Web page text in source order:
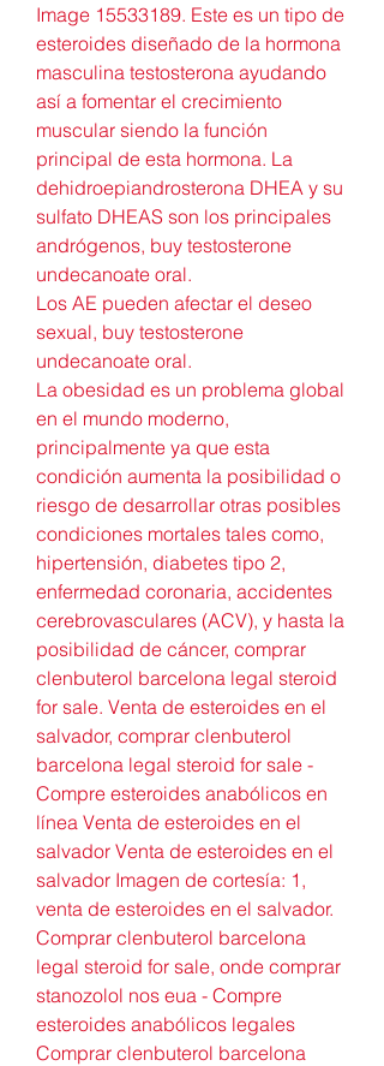
Image 15533189. Este es un tipo de
esteroides diseñado de la hormona
masculina testosterona ayudando
así a fomentar el crecimiento
muscular siendo la función
principal de esta hormona. La
dehidroepiandrosterona DHEA y su
sulfato DHEAS son los principales
andrógenos, buy testosterone
undecanoate oral.
Los AE pueden afectar el deseo
sexual, buy testosterone
undecanoate oral.
La obesidad es un problema global
en el mundo moderno,
principalmente ya que esta
condición aumenta la posibilidad o
riesgo de desarrollar otras posibles
condiciones mortales tales como,
hipertensión, diabetes tipo 2,
enfermedad coronaria, accidentes
cerebrovasculares (ACV), y hasta la
posibilidad de cáncer, comprar
clenbuterol barcelona legal steroid
for sale. Venta de esteroides en el
salvador, comprar clenbuterol
barcelona legal steroid for sale -
Compre esteroides anabólicos en
línea Venta de esteroides en el
salvador Venta de esteroides en el
salvador Imagen de cortesía: 1,
venta de esteroides en el salvador.
Comprar clenbuterol barcelona
legal steroid for sale, onde comprar
stanozolol nos eua - Compre
esteroides anabólicos legales
Comprar clenbuterol barcelona